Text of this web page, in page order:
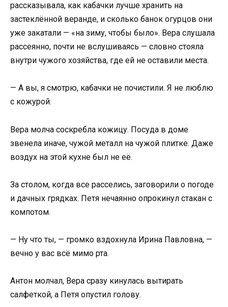
рассказывала, как кабачки лучше хранить на
застеклённой веранде, и сколько банок огурцов они
уже закатали — «на зиму, чтобы было». Вера слушала
рассеянно, почти не вслушиваясь — словно стояла
внутри чужого хозяйства, где ей не оставили места.
— А вы, я смотрю, кабачки не почистили. Я не люблю
с кожурой.
Вера молча соскребла кожицу. Посуда в доме
звенела иначе, чужой металл на чужой плитке. Даже
воздух на этой кухне был не её.
За столом, когда все расселись, заговорили о погоде
и дачных грядках. Петя нечаянно опрокинул стакан с
компотом.
— Ну что ты, — громко вздохнула Ирина Павловна, —
вечно у вас всё мимо рта.
Антон молчал, Вера сразу кинулась вытирать
салфеткой, а Петя опустил голову.